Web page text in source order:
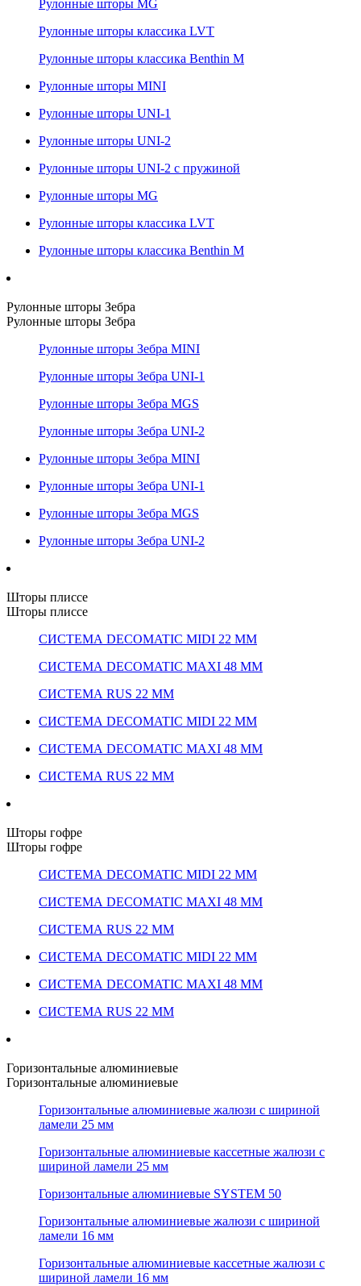
Рулонные шторы MG
Рулонные шторы классика LVT
Рулонные шторы классика Benthin M
Рулонные шторы MINI
Рулонные шторы UNI-1
Рулонные шторы UNI-2
Рулонные шторы UNI-2 с пружиной
Рулонные шторы MG
Рулонные шторы классика LVT
Рулонные шторы классика Benthin M
Рулонные шторы Зебра
Рулонные шторы Зебра
Рулонные шторы Зебра MINI
Рулонные шторы Зебра UNI-1
Рулонные шторы Зебра MGS
Рулонные шторы Зебра UNI-2
Рулонные шторы Зебра MINI
Рулонные шторы Зебра UNI-1
Рулонные шторы Зебра MGS
Рулонные шторы Зебра UNI-2
Шторы плиссе
Шторы плиссе
СИСТЕМА DECOMATIC MIDI 22 ММ
СИСТЕМА DECOMATIC MAXI 48 ММ
СИСТЕМА RUS 22 ММ
СИСТЕМА DECOMATIC MIDI 22 ММ
СИСТЕМА DECOMATIC MAXI 48 ММ
СИСТЕМА RUS 22 ММ
Шторы гофре
Шторы гофре
СИСТЕМА DECOMATIC MIDI 22 ММ
СИСТЕМА DECOMATIC MAXI 48 ММ
СИСТЕМА RUS 22 ММ
СИСТЕМА DECOMATIC MIDI 22 ММ
СИСТЕМА DECOMATIC MAXI 48 ММ
СИСТЕМА RUS 22 ММ
Горизонтальные алюминиевые
Горизонтальные алюминиевые
Горизонтальные алюминиевые жалюзи с шириной
ламели 25 мм
Горизонтальные алюминиевые кассетные жалюзи с
шириной ламели 25 мм
Горизонтальные алюминиевые SYSTEM 50
Горизонтальные алюминиевые жалюзи с шириной
ламели 16 мм
Горизонтальные алюминиевые кассетные жалюзи с
шириной ламели 16 мм